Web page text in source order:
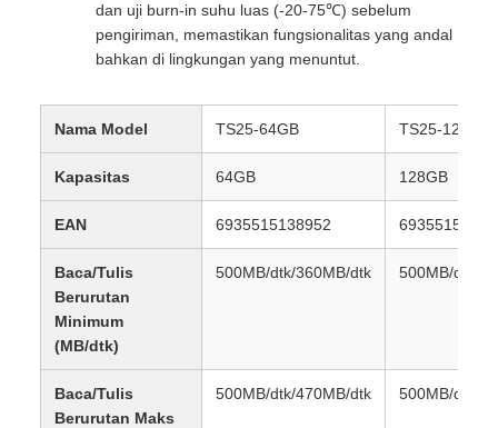
dan uji burn-in suhu luas (-20-75℃) sebelum
pengiriman, memastikan fungsionalitas yang andal
bahkan di lingkungan yang menuntut.
Nama Model TS25-64GB TS25-128GB
Kapasitas 64GB 128GB
EAN 6935515138952
Baca/Tulis
Berurutan
Minimum
(MB/dtk)
500MB/dtk/360MB/dtk 500MB/dtk/
Baca/Tulis
Berurutan Maks
500MB/dtk/470MB/dtk 500MB/dtk/